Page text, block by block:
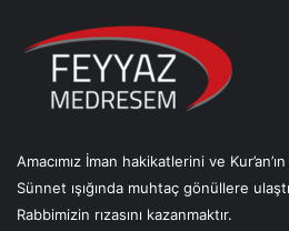
Amacımız İman hakikatlerini ve
Sünnet ışığında muhtaç gönüllere
Rabbimizin rızasını kazanmaktır.